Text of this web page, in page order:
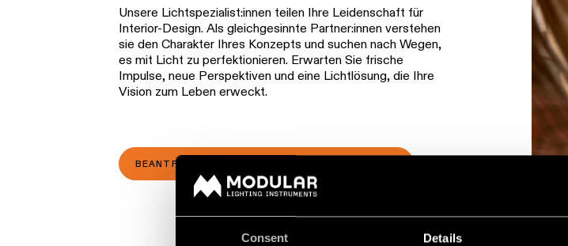
Consent Details
Unsere Lichtspezialist:innen teilen Ihre Leidenschaft für
Interior-Design. Als gleichgesinnte Partner:innen verstehen
sie den Charakter Ihres Konzepts und suchen nach Wegen,
es mit Licht zu perfektionieren. Erwarten Sie frische
Impulse, neue Perspektiven und eine Lichtlösung, die Ihre
Vision zum Leben erweckt.
BEANTRAGEN SIE EINE PROJEKTBERATUNG